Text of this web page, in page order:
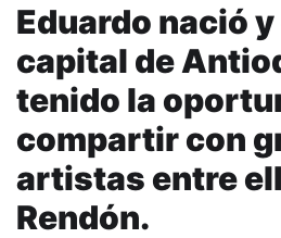
Eduardo nació
capital de
tenido la
compartir con
artistas entre
Rendón.